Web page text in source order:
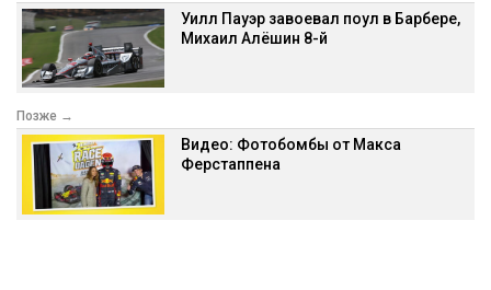
Уилл Пауэр завоевал поул в Барбере,
Михаил Алёшин 8-й
Позже →
Видео: Фотобомбы от Макса
Ферстаппена